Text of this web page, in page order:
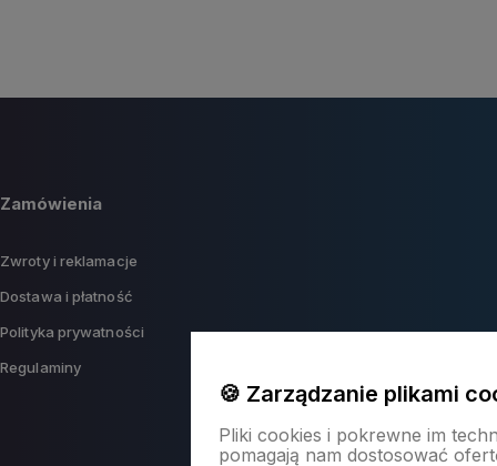
Zamówienia
Zwroty i reklamacje
Dostawa i płatność
Polityka prywatności
Regulaminy
🍪 Zarządzanie plikami
Pliki cookies i pokrewne im
pomagają nam dostosować